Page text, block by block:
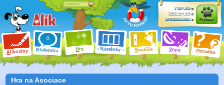
Alíkoviny Klubovna Hry Nástěnky Soutěže Vtipy Poradna
Výhody účtu
Založit nový účet
Zapomenuté heslo?
Přihlásit
Hra na Asociace